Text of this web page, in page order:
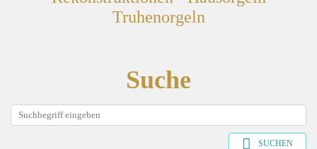
Truhenorgeln
Suche
SUCHEN